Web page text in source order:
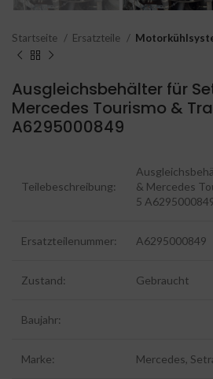
Startseite Ersatzteile
Ausgleichsbehälter für
Mercedes Tourismo &
A6295000849
Teilebeschreibung:
& Mercedes
5
Ersatzteilenummer: A6295000849
Zustand: Gebraucht
Baujahr:
Marke: Mercedes,